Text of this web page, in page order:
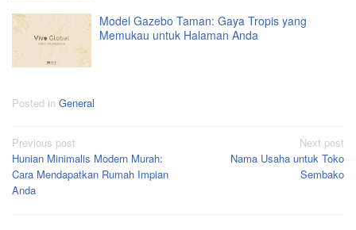
Model Gazebo Taman: Gaya Tropis yang
Memukau untuk Halaman Anda
Posted in General
Post
navigation
Previous post
Hunian Minimalis Modern Murah:
Cara Mendapatkan Rumah Impian
Anda
Next post
Nama Usaha untuk Toko
Sembako